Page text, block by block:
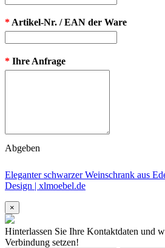
* Artikel-Nr. / EAN der Ware
* Ihre Anfrage
Abgeben
Eleganter schwarzer Weinschrank aus
Design | xlmoebel.de
×
Hinterlassen Sie Ihre Kontaktdaten und
Verbindung setzen!